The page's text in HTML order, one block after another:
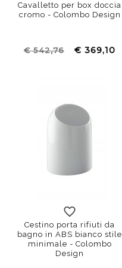
Cavalletto per box doccia
cromo - Colombo Design
€ 542,76 € 369,10
Cestino porta rifiuti da
bagno in ABS bianco stile
minimale - Colombo
Design